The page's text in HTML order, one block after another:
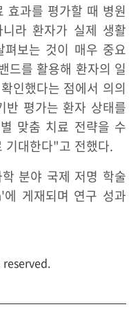
효과를 평가할 때 병원
라 환자가 실제 생활
보는 것이 매우 중요
드를 활용해 환자의 일
인했다는 점에서 의의
반 평가는 환자 상태를
맞춤 치료 전략을 수
기대한다"고 전했다.
분야 국제 저명 학술
게재되며 연구 성과